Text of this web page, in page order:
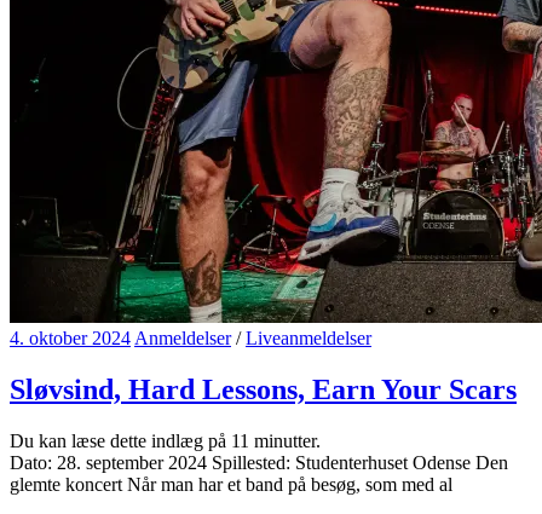
4. oktober 2024 Anmeldelser/Liveanmeldelser
Sløvsind, Hard Lessons, Earn Your Scars
Du kan læse dette indlæg på 11 minutter.
Dato: 28. september 2024 Spillested: Studenterhuset Odense Den
glemte koncert Når man har et band på besøg, som med al